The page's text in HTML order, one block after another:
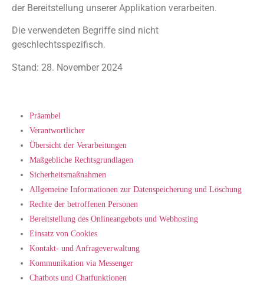
der Bereitstellung unserer Applikation verarbeiten.
Die verwendeten Begriffe sind nicht
geschlechtsspezifisch.
Stand: 28. November 2024
Präambel
Verantwortlicher
Übersicht der Verarbeitungen
Maßgebliche Rechtsgrundlagen
Sicherheitsmaßnahmen
Allgemeine Informationen zur Datenspeicherung und Löschung
Rechte der betroffenen Personen
Bereitstellung des Onlineangebots und Webhosting
Einsatz von Cookies
Kontakt- und Anfrageverwaltung
Kommunikation via Messenger
Chatbots und Chatfunktionen